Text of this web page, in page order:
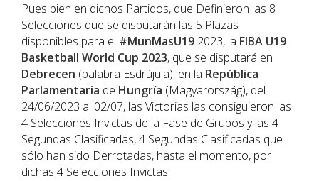
Pues bien en dichos Partidos, que Definieron las 8
Selecciones que se disputarán las 5 Plazas
disponibles para el #MunMasU19 2023, la FIBA U19
Basketball World Cup 2023, que se disputará en
Debrecen (palabra Esdrújula), en la República
Parlamentaria de Hungría (Magyarország), del
24/06/2023 al 02/07, las Victorias las consiguieron las
4 Selecciones Invictas de la Fase de Grupos y las 4
Segundas Clasificadas, 4 Segundas Clasificadas que
sólo han sido Derrotadas, hasta el momento, por
dichas 4 Selecciones Invictas.